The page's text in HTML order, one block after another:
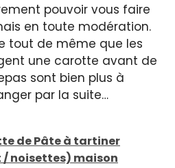
pouvoir vous faire
en toute modération.
tout de même que les
une carotte avant de
sont bien plus à
par la suite…
de Pâte à tartiner
noisettes) maison